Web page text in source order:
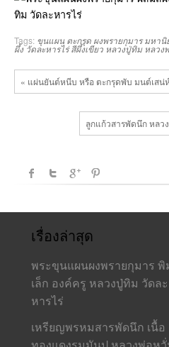
Tags: ขุนแผน ตะกรุด ผงพรายกุมาร มหานิ
ผึ้งวัดละหารไร่ สีผึ้งเขียว หลวงปู่ทิม หลวง
« แผ่นยันต์หนีบ หรือ ตะกรุดพับ มนต์เสน่
ลูกแก้วสารพัดนึก หลว
เรื่องล่าสุด
พระขุนแผนผงพรายกุมาร
เล็ก องค์ครู หลวงปู่ทิม วัดละ
หารไร่
เหรียญพรหมสารพัดนึก เนื้อ